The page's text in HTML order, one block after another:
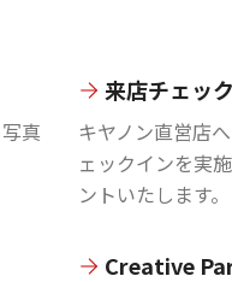
真
来店チェッ
キヤノン直営店
ェックインを実
ントいたします。
Creative